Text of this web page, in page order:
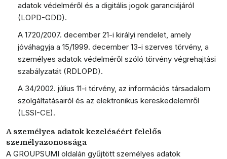
adatok védelméről és a digitális jogok garanciájáról
(LOPD-GDD).
A 1720/2007. december 21-i királyi rendelet, amely
jóváhagyja a 15/1999. december 13-i szerves törvény, a
személyes adatok védelméről szóló törvény végrehajtási
szabályzatát (RDLOPD).
A 34/2002. július 11-i törvény, az információs társadalom
szolgáltatásairól és az elektronikus kereskedelemről
(LSSI-CE).
A személyes adatok kezeléséért felelős
személyazonossága
A GROUPSUMI oldalán gyűjtött személyes adatok